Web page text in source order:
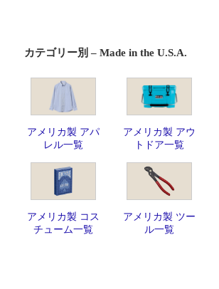
カテゴリー別 – Made in the U.S.A.
アメリカ製 アパ
レル一覧
アメリカ製 アウ
トドア一覧
アメリカ製 コス
チューム一覧
アメリカ製 ツー
ル一覧